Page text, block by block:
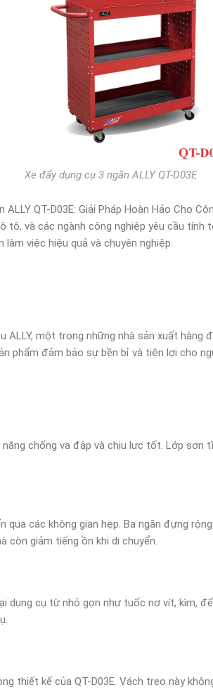
Xe đẩy dụng cụ 3 ngăn ALLY QT-D03E
n ALLY QT-D03E: Giải Pháp Hoàn Hảo Cho
tô, và các ngành công nghiệp yêu cầu
việc hiệu quả và chuyên nghiệp.
ALLY, một trong những nhà sản xuất
phẩm đảm bảo sự bền bỉ và tiện lợi cho
chống va đập và chịu lực tốt. Lớp
các không gian hẹp. Ba ngăn đựng
còn giảm tiếng ồn khi di chuyển.
dụng cụ từ nhỏ gọn như tuốc nơ vít, kìm,
thiết kế của QT-D03E. Vách treo này